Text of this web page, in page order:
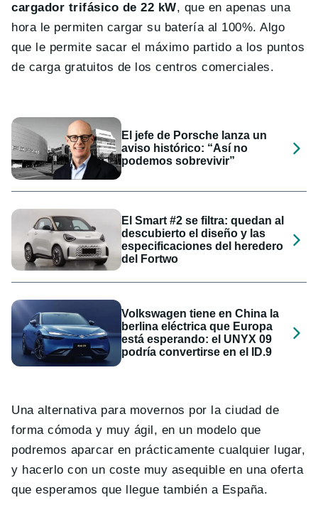
cargador trifásico de 22 kW, que en apenas una
hora le permiten cargar su batería al 100%. Algo
que le permite sacar el máximo partido a los puntos
de carga gratuitos de los centros comerciales.
El jefe de Porsche lanza un
aviso histórico: “Así no
podemos sobrevivir”
El Smart #2 se filtra: quedan al
descubierto el diseño y las
especificaciones del heredero
del Fortwo
Volkswagen tiene en China la
berlina eléctrica que Europa
está esperando: el UNYX 09
podría convertirse en el ID.9
Una alternativa para movernos por la ciudad de
forma cómoda y muy ágil, en un modelo que
podremos aparcar en prácticamente cualquier lugar,
y hacerlo con un coste muy asequible en una oferta
que esperamos que llegue también a España.